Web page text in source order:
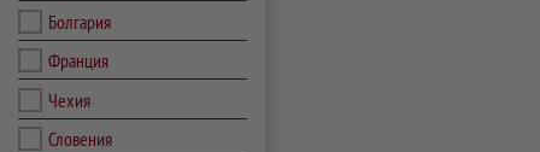
Болгария
Франция
Чехия
Словения